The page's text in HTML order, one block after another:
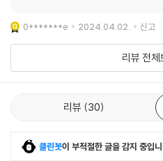
그에 못지않게 펭귄의 수도 급속히 감
높아지면서 남극의 얼음이 녹거나 바
가 무너지고 있다. 그로 인해 펭귄의
이 발생하기도 한다. 또한 인간이 버
가 멸종되어 버린 펭귄 종도 있다. 이
우리의 무관심이 때로는 대자연의 흐
0*******e 2024.04.02. 신고
리뷰 전체
리뷰 30
클린봇이 부적절한 글을 감지 중입